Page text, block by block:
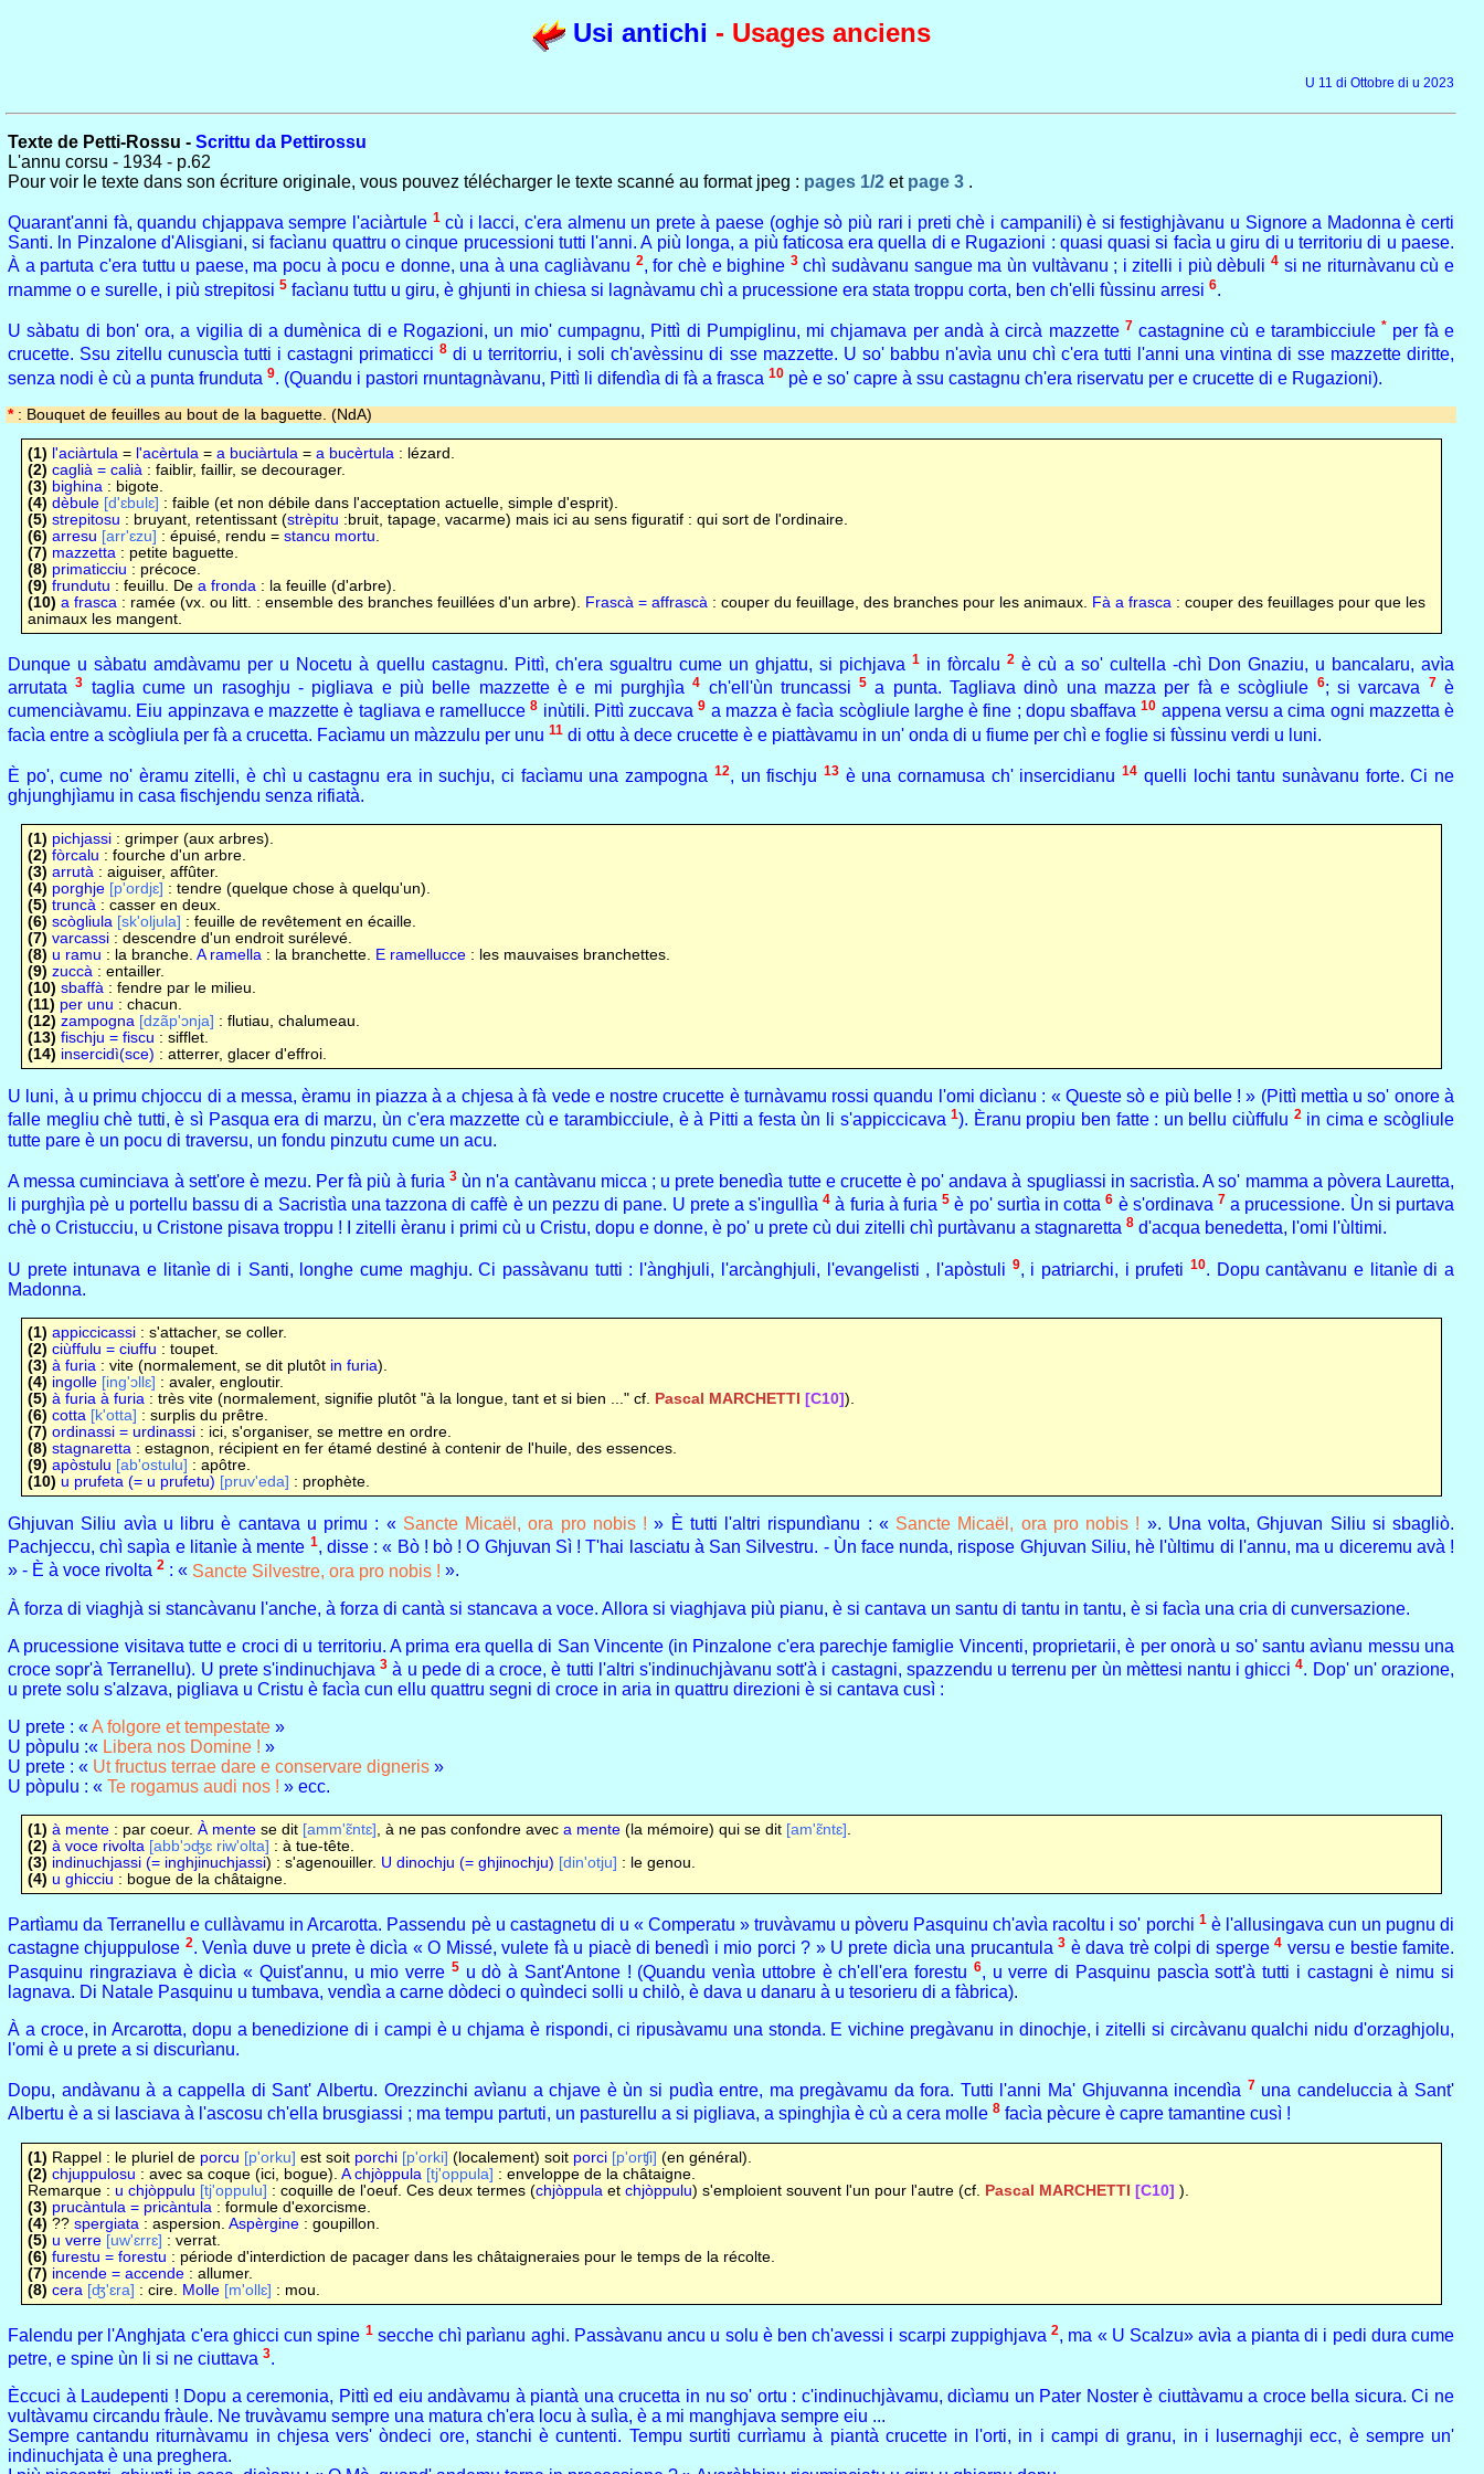
Usi antichi - Usages anciens
U 11 di Ottobre di u 2023
Texte de Petti-Rossu - Scrittu da Pettirossu
L'annu corsu - 1934 - p.62
Pour voir le texte dans son écriture originale, vous pouvez télécharger le texte scanné au format jpeg : pages 1/2 et page 3 .
Quarant'anni fà, quandu chjappava sempre l'aciàrtule 1cù i lacci, c'era almenu un prete à paese (oghje sò più rari i preti chè i campanili) è si festighjàvanu u Signore a Madonna è certi
Santi. ln Pinzalone d'Alisgiani, si facìanu quattru o cinque prucessioni tutti l'anni. A più longa, a più faticosa era quella di e Rugazioni : quasi quasi si facìa u giru di u territoriu di u paese.
À a partuta c'era tuttu u paese, ma pocu à pocu e donne, una à una cagliàvanu 2, for chè e bighine 3chì sudàvanu sangue ma ùn vultàvanu ; i zitelli i più dèbuli 4si ne riturnàvanu cù e
rnamme o e surelle, i più strepitosi 5 facìanu tuttu u giru, è ghjunti in chiesa si lagnàvamu chì a prucessione era stata troppu corta, ben ch'elli fùssinu arresi 6.
U sàbatu di bon' ora, a vigilia di a dumènica di e Rogazioni, un mio' cumpagnu, Pittì di Pumpiglinu, mi chjamava per andà à circà mazzette 7 castagnine cù e tarambicciule * per fà e
crucette. Ssu zitellu cunuscìa tutti i castagni primaticci8 di u territorriu, i soli ch'avèssinu di sse mazzette. U so' babbu n'avìa unu chì c'era tutti l'anni una vintina di sse mazzette diritte,
senza nodi è cù a punta frunduta 9. (Quandu i pastori rnuntagnàvanu, Pittì li difendìa di fà a frasca 10 pè e so' capre à ssu castagnu ch'era riservatu per e crucette di e Rugazioni).
*: Bouquet de feuilles au bout de la baguette. (NdA)
(1) l'aciàrtula = l'acèrtula = a buciàrtula = a bucèrtula : lézard.
(2) caglià = calià : faiblir, faillir, se decourager.
(3) bighina : bigote.
(4) dèbule [d'ɛbulɛ] : faible (et non débile dans l'acceptation actuelle, simple d'esprit).
(5) strepitosu : bruyant, retentissant (strèpitu :bruit, tapage, vacarme) mais ici au sens figuratif : qui sort de l'ordinaire.
(6) arresu [arr'ɛzu] : épuisé, rendu = stancu mortu
(7) mazzetta : petite baguette.
(8) primaticciu : précoce.
(9) frundutu : feuillu. De a fronda : la feuille (d'arbre).
(10) a frasca : ramée (vx. ou litt. : ensemble des branches feuillées d'un arbre). Frascà = affrascà : couper du feuillage, des branches pour les animaux. Fà a frasca : couper des feuillages pour que les
animaux les mangent.
Dunque u sàbatu amdàvamu per u Nocetu à quellu castagnu. Pittì, ch'era sgualtru cume un ghjattu, si pichjava1 in fòrcalu2 è cù a so' cultella -chì Don Gnaziu, u bancalaru, avìa
arrutata3 taglia cume un rasoghju - pigliava e più belle mazzette è e mi purghjìa4 ch'ell'ùn truncassi5 a punta. Tagliava dinò una mazza per fà e scògliule 6; si varcava 7 è
cumenciàvamu. Eiu appinzava e mazzette è tagliava e ramellucce8 inùtili. Pittì zuccava9 a mazza è facìa scògliule larghe è fine ; dopu sbaffava10 appena versu a cima ogni mazzetta è
facìa entre a scògliula per fà a crucetta. Facìamu un màzzulu per unu 11 di ottu à dece crucette è e piattàvamu in un' onda di u fiume per chì e foglie si fùssinu verdi u luni.
È po', cume no' èramu zitelli, è chì u castagnu era in suchju, ci facìamu una zampogna 12, un fischju 13è una cornamusa ch' insercidianu14 quelli lochi tantu sunàvanu forte. Ci ne
ghjunghjìamu in casa fischjendu senza rifiatà.
(1) pichjassi: grimper (aux arbres).
(2) fòrcalu : fourche d'un arbre.
(3) arrutà: aiguiser, affûter.
(4) porghje [p'ordjɛ] : tendre (quelque chose à quelqu'un).
(5) truncà: casser en deux.
(6) scògliula [sk'oljula] : feuille de revêtement en écaille.
(7) varcassi: descendre d'un endroit surélevé.
(8) u ramu : la branche. A ramella: la branchette. E ramellucce: les mauvaises branchettes.
(9) zuccà: entailler.
(10) sbaffà: fendre par le milieu.
(11) per unu : chacun.
(12) zampogna [dzãp'ɔnja] : flutiau, chalumeau.
(13) fischju = fiscu : sifflet.
(14) insercidì(sce) : atterrer, glacer d'effroi.
U luni, à u primu chjoccu di a messa, èramu in piazza à a chjesa à fà vede e nostre crucette è turnàvamu rossi quandu l'omi dicìanu : « Queste sò e più belle ! » (Pittì mettìa u so' onore à
falle megliu chè tutti, è sì Pasqua era di marzu, ùn c'era mazzette cù e tarambicciule, è à Pitti a festa ùn li s'appiccicava1). Èranu propiu ben fatte : un bellu ciùffulu 2in cima e scògliule
tutte pare è un pocu di traversu, un fondu pinzutu cume un acu.
A messa cuminciava à sett'ore è mezu. Per fà più à furia 3 ùn n'a cantàvanu micca ; u prete benedìa tutte e crucette è po' andava à spugliassi in sacristìa. A so' mamma a pòvera Lauretta,
li purghjìa pè u portellu bassu di a Sacristìa una tazzona di caffè è un pezzu di pane. U prete a s'ingullìa4 à furia à furia5 è po' surtìa in cotta6 è s'ordinava 7 a prucessione. Ùn si purtava
chè o Cristucciu, u Cristone pisava troppu ! I zitelli èranu i primi cù u Cristu, dopu e donne, è po' u prete cù dui zitelli chì purtàvanu a stagnaretta 8 d'acqua benedetta, l'omi l'ùltimi.
U prete intunava e litanìe di i Santi, longhe cume maghju. Ci passàvanu tutti : l'ànghjuli, l'arcànghjuli, l'evangelisti , l'apòstuli 9, i patriarchi, i prufeti 10. Dopu cantàvanu e litanìe di a
Madonna.
(1) appiccicassi: s'attacher, se coller.
(2) ciùffulu = ciuffu : toupet.
(3) à furia : vite (normalement, se dit plutôt in furia).
(4) ingolle [ing'ɔllɛ] : avaler, engloutir.
(5) à furia à furia : très vite (normalement, signifie plutôt "à la longue, tant et si bien ..." cf. Pascal MARCHETTI [C10] ).
(6) cotta [k'otta] : surplis du prêtre.
(7) ordinassi = urdinassi: ici, s'organiser, se mettre en ordre.
(8) stagnaretta : estagnon, récipient en fer étamé destiné à contenir de l'huile, des essences.
(9) apòstulu [ab'ostulu] : apôtre.
(10) u prufeta (= u prufetu) [pruv'eda] : prophète.
Ghjuvan Siliu avìa u libru è cantava u primu : « Sancte Micaël, ora pro nobis ! » È tutti l'altri rispundìanu : « Sancte Micaël, ora pro nobis ! ». Una volta, Ghjuvan Siliu si sbagliò.
Pachjeccu, chì sapìa e litanìe à mente 1, disse : « Bò ! bò ! O Ghjuvan Sì ! T'hai lasciatu à San Silvestru. - Ùn face nunda, rispose Ghjuvan Siliu, hè l'ùltimu di l'annu, ma u diceremu avà !
» - È à voce rivolta 2 : « Sancte Silvestre, ora pro nobis ! ».
À forza di viaghjà si stancàvanu l'anche, à forza di cantà si stancava a voce. Allora si viaghjava più pianu, è si cantava un santu di tantu in tantu, è si facìa una cria di cunversazione.
A prucessione visitava tutte e croci di u territoriu. A prima era quella di San Vincente (in Pinzalone c'era parechje famiglie Vincenti, proprietarii, è per onorà u so' santu avìanu messu una
croce sopr'à Terranellu). U prete s'indinuchjava3 à u pede di a croce, è tutti l'altri s'indinuchjàvanu sott'à i castagni, spazzendu u terrenu per ùn mèttesi nantu i ghicci4. Dop' un' orazione,
u prete solu s'alzava, pigliava u Cristu è facìa cun ellu quattru segni di croce in aria in quattru direzioni è si cantava cusì :
U prete : «A folgore et tempestate »
U pòpulu :« Libera nos Domine ! »
U prete : « Ut fructus terrae dare e conservare digneris »
U pòpulu : « Te rogamus audi nos ! » ecc.
(1) à mente: par coeur. À mentese dit [amm'ɛ̃ntɛ] , à ne pas confondre avec a mente(la mémoire) qui se dit [am'ɛ̃ntɛ]
(2) à voce rivolta [abb'ɔʤɛ riw'olta] : à tue-tête.
(3) indinuchjassi (= inghjinuchjassi) : s'agenouiller. U dinochju (= ghjinochju) [din'otju] : le genou.
(4) u ghicciu : bogue de la châtaigne.
Partìamu da Terranellu e cullàvamu in Arcarotta. Passendu pè u castagnetu di u « Comperatu » truvàvamu u pòveru Pasquinu ch'avìa racoltu i so' porchi 1è l'allusingava cun un pugnu di
castagne chjuppulose 2. Venìa duve u prete è dicìa « O Missé, vulete fà u piacè di benedì i mio porci ? » U prete dicìa una prucantula3 è dava trè colpi di sperge4 versu e bestie famite.
Pasquinu ringraziava è dicìa « Quist'annu, u mio verre 5u dò à Sant'Antone ! (Quandu venìa uttobre è ch'ell'era forestu 6, u verre di Pasquinu pascìa sott'à tutti i castagni è nimu si
lagnava. Di Natale Pasquinu u tumbava, vendìa a carne dòdeci o quìndeci solli u chilò, è dava u danaru à u tesorieru di a fàbrica).
À a croce, in Arcarotta, dopu a benedizione di i campi è u chjama è rispondi, ci ripusàvamu una stonda. E vichine pregàvanu in dinochje, i zitelli si circàvanu qualchi nidu d'orzaghjolu,
l'omi è u prete a si discurìanu.
Dopu, andàvanu à a cappella di Sant' Albertu. Orezzinchi avìanu a chjave è ùn si pudìa entre, ma pregàvamu da fora. Tutti l'anni Ma' Ghjuvanna incendìa 7 una candeluccia à Sant'
Albertu è a si lasciava à l'ascosu ch'ella brusgiassi ; ma tempu partuti, un pasturellu a si pigliava, a spinghjìa è cù a cera molle 8 facìa pècure è capre tamantine cusì !
(1) Rappel : le pluriel de porcu [p'orku] est soit porchi [p'orki] (localement) soit porci [p'orʧi] (en général).
(2) chjuppulosu : avec sa coque (ici, bogue). A chjòppula [tj'oppula] : enveloppe de la châtaigne.
Remarque : u chjòppulu [tj'oppulu] : coquille de l'oeuf. Ces deux termes (chjòppula et chjòppulu) s'emploient souvent l'un pour l'autre (cf. Pascal MARCHETTI [C10] ).
(3) prucàntula = pricàntula : formule d'exorcisme.
(4) ?? spergiata : aspersion. Aspèrgine: goupillon.
(5) u verre [uw'ɛrrɛ] : verrat.
(6) furestu = forestu : période d'interdiction de pacager dans les châtaigneraies pour le temps de la récolte.
(7) incende = accende : allumer.
(8) cera [ʤ'ɛra] : cire. Molle [m'ollɛ] : mou.
Falendu per l'Anghjata c'era ghicci cun spine 1secche chì parìanu aghi. Passàvanu ancu u solu è ben ch'avessi i scarpi zuppighjava2, ma « U Scalzu» avìa a pianta di i pedi dura cume
petre, e spine ùn li si ne ciuttava 3.
Èccuci à Laudepenti ! Dopu a ceremonia, Pittì ed eiu andàvamu à piantà una crucetta in nu so' ortu : c'indinuchjàvamu, dicìamu un Pater Noster è ciuttàvamu a croce bella sicura. Ci ne
vultàvamu circandu fràule. Ne truvàvamu sempre una matura ch'era locu à sulìa, è a mi manghjava sempre eiu ...
Sempre cantandu riturnàvamu in chjesa vers' òndeci ore, stanchi è cuntenti. Tempu surtiti currìamu à piantà crucette in l'orti, in i campi di granu, in i lusernaghji ecc, è sempre un'
indinuchjata è una preghera.